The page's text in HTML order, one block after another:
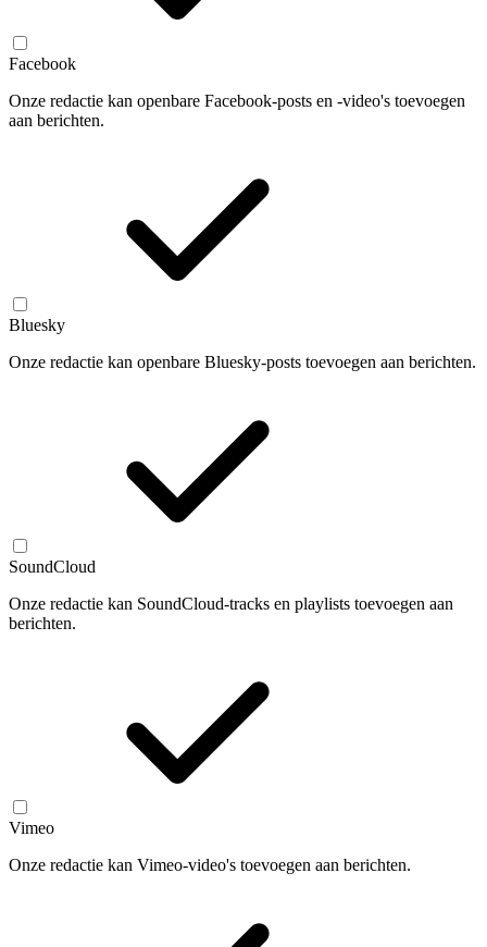
Facebook
Onze redactie kan openbare Facebook-posts en -video's toevoegen
aan berichten.
Bluesky
Onze redactie kan openbare Bluesky-posts toevoegen aan berichten.
SoundCloud
Onze redactie kan SoundCloud-tracks en playlists toevoegen aan
berichten.
Vimeo
Onze redactie kan Vimeo-video's toevoegen aan berichten.